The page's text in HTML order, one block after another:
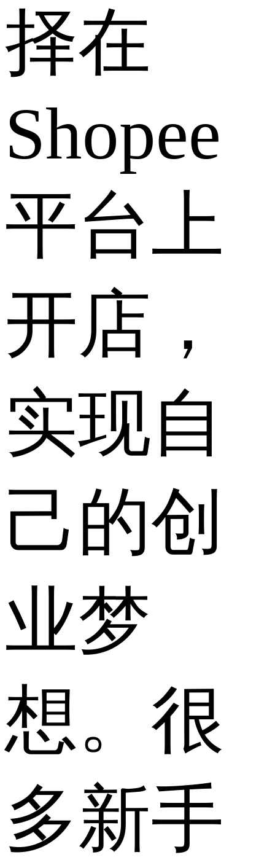
择在
Shopee
平台上
开店，
实现自
己的创
业梦
想。很
多新手